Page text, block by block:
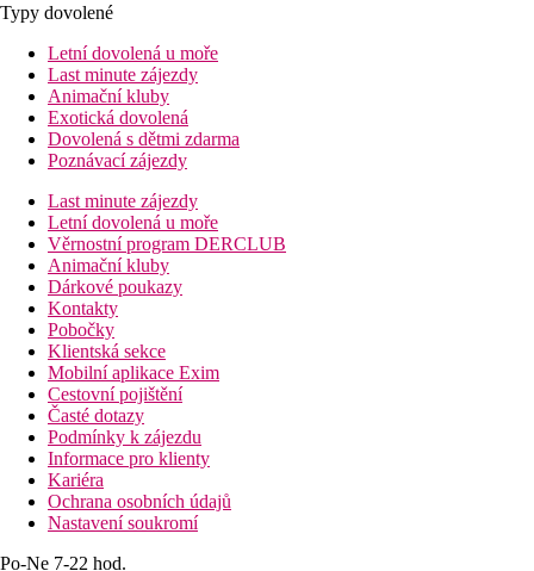
Typy dovolené
Letní dovolená u moře
Last minute zájezdy
Animační kluby
Exotická dovolená
Dovolená s dětmi zdarma
Poznávací zájezdy
Last minute zájezdy
Letní dovolená u moře
Věrnostní program DERCLUB
Animační kluby
Dárkové poukazy
Kontakty
Pobočky
Klientská sekce
Mobilní aplikace Exim
Cestovní pojištění
Časté dotazy
Podmínky k zájezdu
Informace pro klienty
Kariéra
Ochrana osobních údajů
Nastavení soukromí
Po-Ne 7-22 hod.